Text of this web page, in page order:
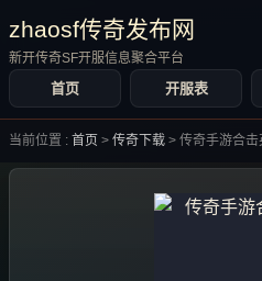
zhaosf传奇发布网
新开传奇SF开服信息聚合平台
首页 开服表
当前位置 : 首页 > 传奇下载 > 传奇手游合击